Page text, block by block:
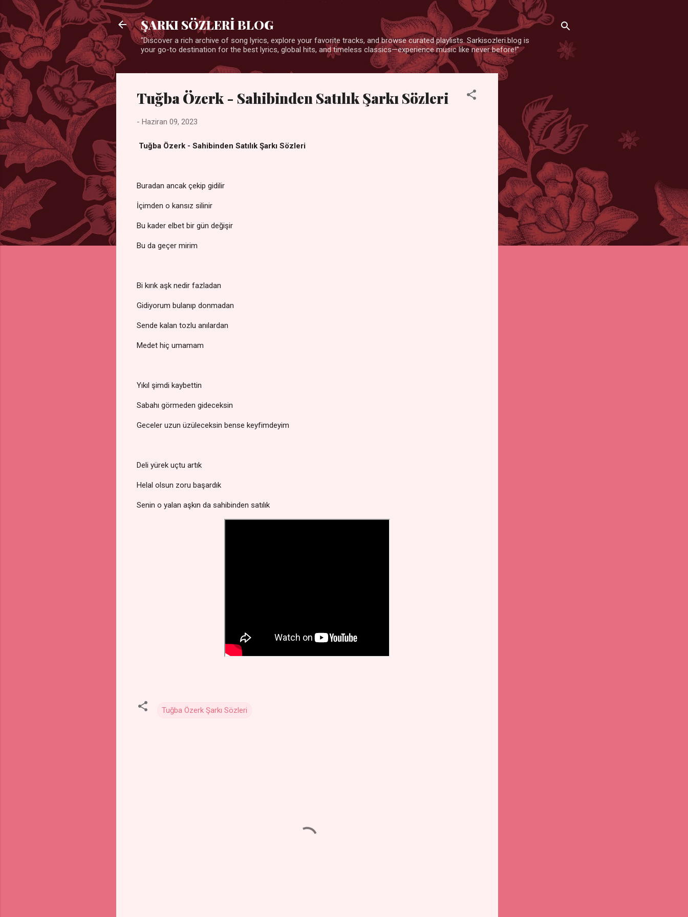
ŞARKI SÖZLERİ BLOG
"Discover a rich archive of song lyrics, explore your favorite tracks, and browse curated playlists. Sarkisozleri.blog is
your go-to destination for the best lyrics, global hits, and timeless classics—experience music like never before!"
Tuğba Özerk - Sahibinden Satılık Şarkı Sözleri
- Haziran 09, 2023
Tuğba Özerk - Sahibinden Satılık Şarkı Sözleri
Buradan ancak çekip gidilir
İçimden o kansız silinir
Bu kader elbet bir gün değişir
Bu da geçer mirim
Bi kırık aşk nedir fazladan
Gidiyorum bulanıp donmadan
Sende kalan tozlu anılardan
Medet hiç umamam
Yıkıl şimdi kaybettin
Sabahı görmeden gideceksin
Geceler uzun üzüleceksin bense keyfimdeyim
Deli yürek uçtu artık
Helal olsun zoru başardık
Senin o yalan aşkın da sahibinden satılık
Tuğba Özerk Şarkı Sözleri